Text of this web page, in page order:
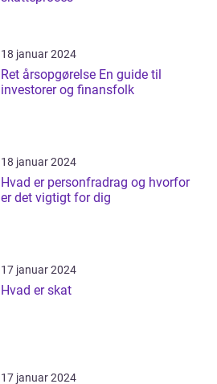
18 januar 2024
Ret årsopgørelse En guide til
investorer og finansfolk
18 januar 2024
Hvad er personfradrag og hvorfor
er det vigtigt for dig
17 januar 2024
Hvad er skat
17 januar 2024